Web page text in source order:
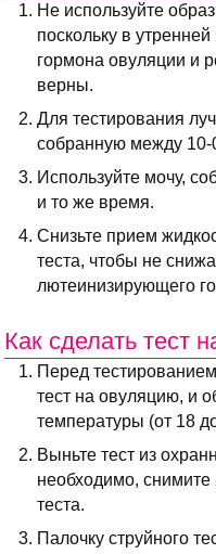
Не используйте
поскольку в
гормона овуляции и
верны.
Для тестирования
собранную между 10-
Используйте мочу,
и то же время.
Снизьте прием
теста, чтобы не
лютеинизирующего
Как сделать тест
Перед
тест на овуляцию, и
температуры (от 18
Выньте тест из
необходимо,
теста.
Палочку струйного